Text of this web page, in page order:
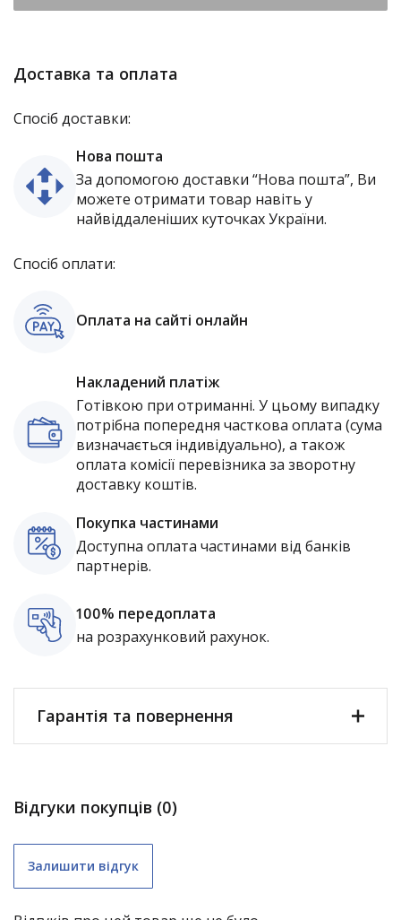
Доставка та оплата
Спосіб доставки:
Нова пошта
За допомогою доставки “Нова пошта”, Ви
можете отримати товар навіть у
найвіддаленіших куточках України.
Спосіб оплати:
Оплата на сайті онлайн
Накладений платіж
Готівкою при отриманні. У цьому випадку
потрібна попередня часткова оплата (сума
визначається індивідуально), а також
оплата комісії перевізника за зворотну
доставку коштів.
Покупка частинами
Доступна оплата частинами від банків
партнерів.
100% передоплата
на розрахунковий рахунок.
Гарантія та повернення
Відгуки покупців (0)
Залишити відгук